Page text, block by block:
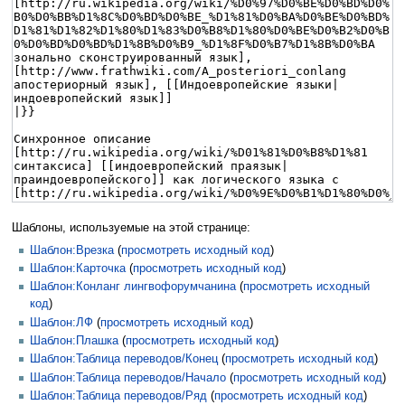
Шаблоны, используемые на этой странице:
Шаблон:Врезка(просмотреть исходный код)
Шаблон:Карточка(просмотреть исходный код)
Шаблон:Конланг лингвофорумчанина(просмотреть исходный
код)
Шаблон:ЛФ (просмотреть исходный код)
Шаблон:Плашка(просмотреть исходный код)
Шаблон:Таблица переводов/Конец(просмотреть исходный код)
Шаблон:Таблица переводов/Начало (просмотреть исходный код)
Шаблон:Таблица переводов/Ряд (просмотреть исходный код)